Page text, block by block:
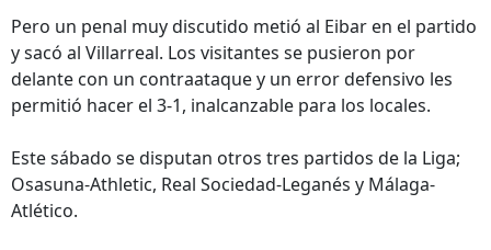
Pero un penal muy discutido metió al Eibar en el partido
y sacó al Villarreal. Los visitantes se pusieron por
delante con un contraataque y un error defensivo les
permitió hacer el 3-1, inalcanzable para los locales.
Este sábado se disputan otros tres partidos de la Liga;
Osasuna-Athletic, Real Sociedad-Leganés y Málaga-
Atlético.